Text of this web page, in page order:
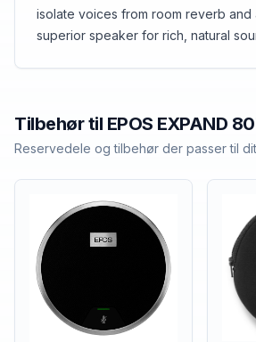
isolate voices from room reverb and
superior speaker for rich, natural
Tilbehør til EPOS EXPAND
Reservedele og tilbehør der passer til